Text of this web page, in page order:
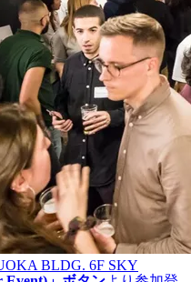
ンで！
ドを読み込み、Thursday
※チケットのプリントア
code and enjoy Thursday
BLDG. 6F SKY